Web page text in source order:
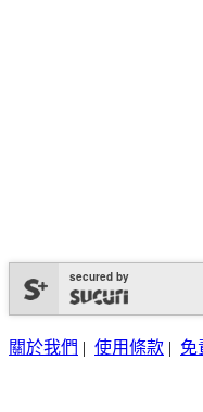
secured by
關於我們 | 使用條款 | 免